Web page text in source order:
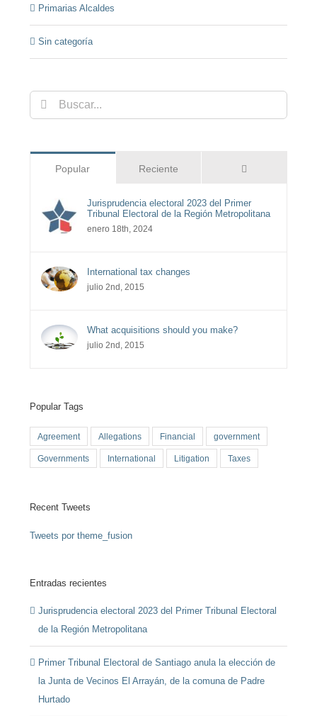
Primarias Alcaldes
Sin categoría
Buscar:
Popular Reciente
Jurisprudencia electoral 2023 del Primer
Tribunal Electoral de la Región Metropolitana
enero 18th, 2024
International tax changes
julio 2nd, 2015
What acquisitions should you make?
julio 2nd, 2015
Popular Tags
Agreement Allegations Financial government
Governments International Litigation Taxes
Recent Tweets
Tweets por theme_fusion
Entradas recientes
Jurisprudencia electoral 2023 del Primer Tribunal Electoral
de la Región Metropolitana
Primer Tribunal Electoral de Santiago anula la elección de
la Junta de Vecinos El Arrayán, de la comuna de Padre
Hurtado